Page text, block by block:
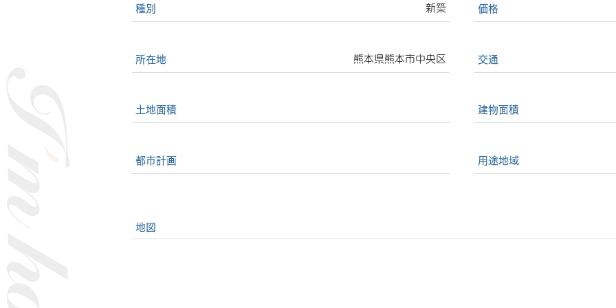
種別 新築 価格
所在地 熊本県熊本市中央区 交通
土地面積 建物面積
都市計画 用途地域
地図